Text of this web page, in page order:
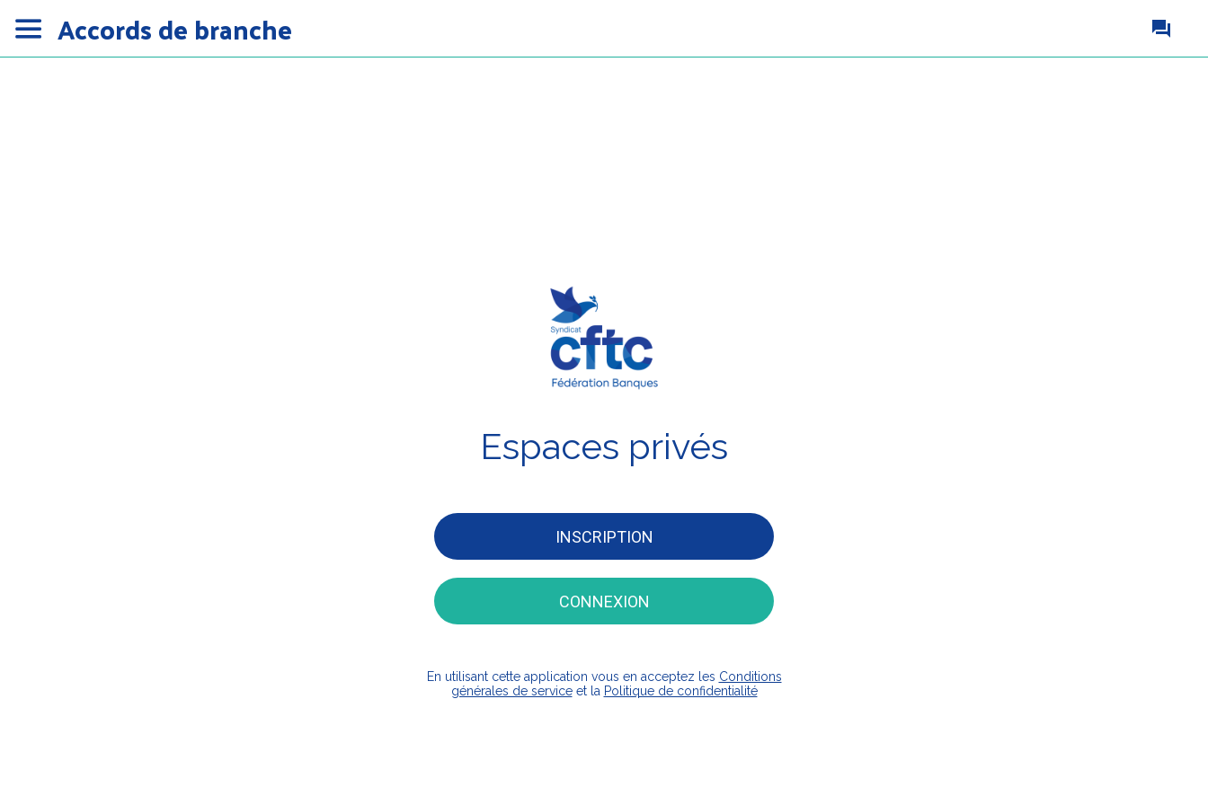
Accords de branche
Espaces privés
INSCRIPTION
CONNEXION
En utilisant cette application vous en acceptez les Conditions
générales de serviceet la Politique de confidentialité